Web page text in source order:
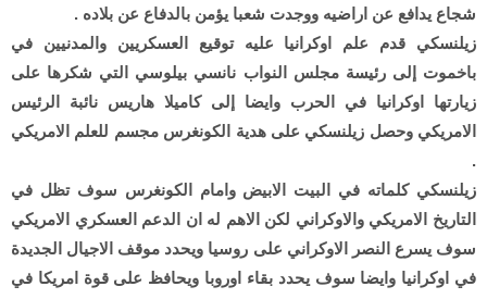
شجاع يدافع عن اراضيه ووجدت شعبا يؤمن بالدفاع عن بلاده .
زيلنسكي قدم علم اوكرانيا عليه توقيع العسكريين والمدنيين في
باخموت إلى رئيسة مجلس النواب نانسي بيلوسي التي شكرها على
زيارتها اوكرانيا في الحرب وايضا إلى كاميلا هاريس نائبة الرئيس
الامريكي وحصل زيلنسكي على هدية الكونغرس مجسم للعلم الامريكي
.
زيلنسكي كلماته في البيت الابيض وامام الكونغرس سوف تظل في
التاريخ الامريكي والاوكراني لكن الاهم له ان الدعم العسكري الامريكي
سوف يسرع النصر الاوكراني على روسيا ويحدد موقف الاجيال الجديدة
في اوكرانيا وايضا سوف يحدد بقاء اوروبا ويحافظ على قوة امريكا في